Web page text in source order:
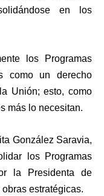
en los
los Programas
como un derecho
Unión; esto, como
más lo necesitan.
González Saravia,
los Programas
la Presidenta de
estratégicas.